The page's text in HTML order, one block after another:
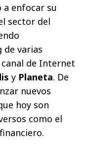
a enfocar su
sector del
varias
de Internet
y Planeta. De
nuevos
hoy son
como el